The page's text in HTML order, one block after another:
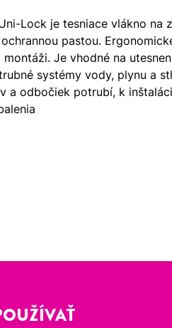
Lock je tesniace vlákno
pastou.
montáži. Je vhodné na
systémy vody, plynu a
a odbočiek potrubí, k